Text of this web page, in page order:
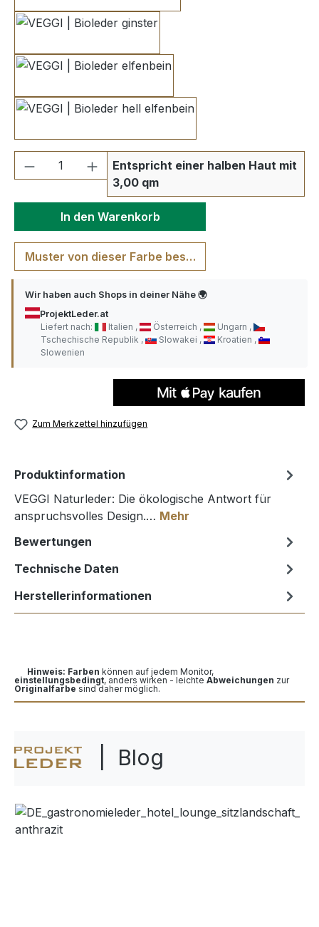
Produkt Anzahl: Gib den
Entspricht einer halben Haut mit
3,00 qm
In den Warenkorb
Muster von dieser Farbe bestellen
Wir haben auch Shops in deiner Nähe 🌍
ProjektLeder.at
Liefert nach:
Italien Österreich
Ungarn
Tschechische Republik
Slowakei
Kroatien
Slowenien
Zum Merkzettel hinzufügen
Produktinformation
VEGGI Naturleder: Die ökologische Antwort für
anspruchsvolles Design.… Mehr
Bewertungen
Technische Daten
Herstellerinformationen
Hinweis: Farben können auf jedem Monitor,
einstellungsbedingt, anders wirken - leichte Abweichungen zur
Originalfarbe sind daher möglich.
| Blog